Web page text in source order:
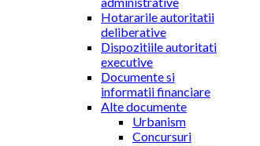
Hotararile autoritatii
deliberative
Dispozitiile autoritati
executive
Documente si
informatii financiare
Alte documente
Urbanism
Concursuri